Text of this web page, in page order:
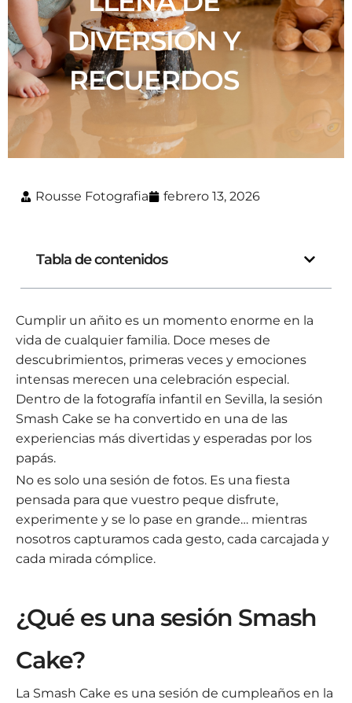
DIVERSIÓN Y
RECUERDOS
Rousse Fotografia febrero 13, 2026
Tabla de contenidos
Cumplir un añito es un momento enorme en la
vida de cualquier familia. Doce meses de
descubrimientos, primeras veces y emociones
intensas merecen una celebración especial.
Dentro de la fotografía infantil en Sevilla, la sesión
Smash Cake se ha convertido en una de las
experiencias más divertidas y esperadas por los
papás.
No es solo una sesión de fotos. Es una fiesta
pensada para que vuestro peque disfrute,
experimente y se lo pase en grande… mientras
nosotros capturamos cada gesto, cada carcajada y
cada mirada cómplice.
¿Qué es una sesión Smash
Cake?
La Smash Cake es una sesión de cumpleaños en la